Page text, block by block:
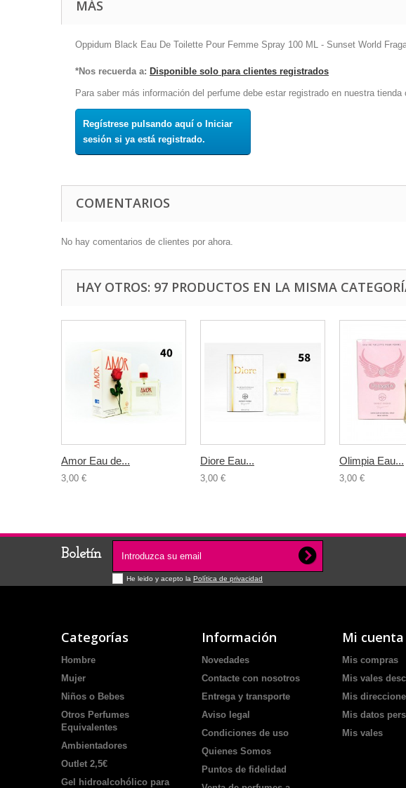
MÁS
Oppidum Black Eau De Toilette Pour Femme Spray 100 ML - Sunset World
*Nos recuerda a: Disponible solo para clientes registrados
Para saber más información del perfume debe estar registrado en nuestra tienda
Regístrese pulsando aquí o Iniciar
sesión si ya está registrado.
COMENTARIOS
No hay comentarios de clientes por ahora.
HAY OTROS: 97 PRODUCTOS EN LA MISMA
Amor Eau de...
3,00 €
Diore Eau...
3,00 €
Olimpia Eau...
3,00 €
Boletín
He leido y acepto la Política de privacidad
Categorías
Hombre
Mujer
Niños o Bebes
Otros Perfumes
Equivalentes
Ambientadores
Outlet 2,5€
Gel hidroalcohólico para
Información
Novedades
Contacte con nosotros
Entrega y transporte
Aviso legal
Condiciones de uso
Quienes Somos
Puntos de fidelidad
Mi cuenta
Mis compras
Mis vales
Mis
Mis datos
Mis vales